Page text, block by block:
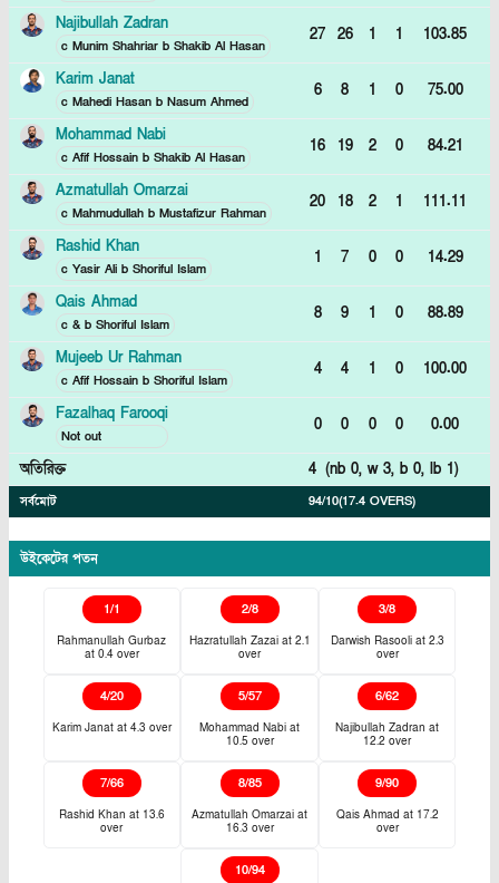
Najibullah Zadran
c Munim Shahriar b Shakib Al Hasan
27 26 1 1 103.85
Karim Janat
c Mahedi Hasan b Nasum Ahmed
6 8 1 0 75.00
Mohammad Nabi
c Afif Hossain b Shakib Al Hasan
16 19 2 0 84.21
Azmatullah Omarzai
c Mahmudullah b Mustafizur Rahman
20 18 2 1 111.11
Rashid Khan
c Yasir Ali b Shoriful Islam
1 7 0 0 14.29
Qais Ahmad
c & b Shoriful Islam
8 9 1 0 88.89
Mujeeb Ur Rahman
c Afif Hossain b Shoriful Islam
4 4 1 0 100.00
Fazalhaq Farooqi
Not out
0 0 0 0 0.00
অতিরিক্ত 4 (nb 0, w 3, b 0, lb 1)
সর্বমোট 94/10(17.4 OVERS)
উইকেটের পতন
1/1
Rahmanullah Gurbaz
at 0.4over
2/8
Hazratullah Zazaiat 2.1
over
3/8
Darwish Rasooliat 2.3
over
4/20
Karim Janatat 4.3 over
5/57
Mohammad Nabi at
10.5 over
6/62
Najibullah Zadran at
12.2 over
7/66
Rashid Khan at 13.6
over
8/85
Azmatullah Omarzai at
16.3 over
9/90
Qais Ahmad at 17.2
over
10/94